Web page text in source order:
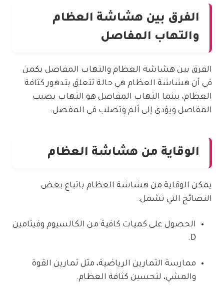
الفرق بين هشاشة العظام
والتهاب المفاصل
الفرق بين هشاشة العظام والتهاب المفاصل يكمن
في أن هشاشة العظام هي حالة تتعلق بتدهور كثافة
العظام، بينما التهاب المفاصل هو التهاب يصيب
المفاصل ويؤدي إلى ألم وتصلب في المفصل.
الوقاية من هشاشة العظام
يمكن الوقاية من هشاشة العظام باتباع بعض
النصائح التي تشمل:
الحصول على كميات كافية من الكالسيوم وفيتامين
D.
ممارسة التمارين الرياضية، مثل تمارين القوة
والمشي، لتحسين كثافة العظام.